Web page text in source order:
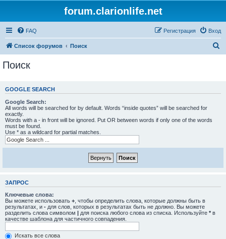
forum.clarionlife.net
FAQ Вход
Регистрация
Список форумов Поиск
к
Поиск
GOOGLE SEARCH
Google Search:
All words will be searched for by default. Words “inside quotes” will be searched for
exactly.
Words with a - in front will be ignored. Put OR between words if only one of the words
must be found.
Use * as a wildcard for partial matches.
ЗАПРОС
Ключевые слова:
Вы можете использовать + , чтобы определить слова, которые должны быть в
результатах, и - для слов, которых в результатах быть не должно. Вы можете
разделить слова символом | для поиска любого слова из списка. Используйте * в
качестве шаблона для частичного совпадения.
Искать все слова